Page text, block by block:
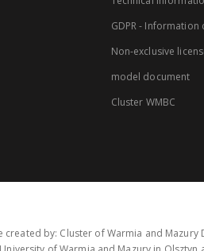
GDPR - Information
Non-exclusive
model document
Cluster WMBC
created by: Cluster of Warmia and Mazury